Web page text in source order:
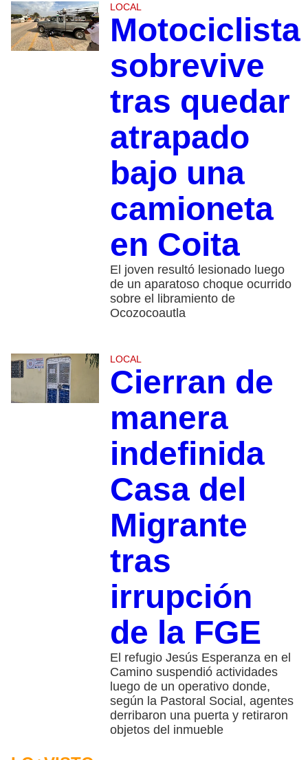
LOCAL
Motociclista
sobrevive
tras quedar
atrapado
bajo una
camioneta
en Coita
El joven resultó lesionado luego
de un aparatoso choque ocurrido
sobre el libramiento de
Ocozocoautla
LOCAL
Cierran de
manera
indefinida
Casa del
Migrante
tras
irrupción
de la FGE
El refugio Jesús Esperanza en el
Camino suspendió actividades
luego de un operativo donde,
según la Pastoral Social, agentes
derribaron una puerta y retiraron
objetos del inmueble